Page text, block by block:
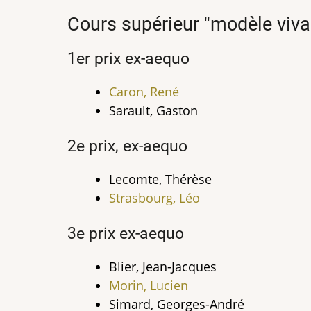
Cours supérieur ''modèle
1er prix ex-aequo
Caron, René
Sarault, Gaston
2e prix, ex-aequo
Lecomte, Thérèse
Strasbourg, Léo
3e prix ex-aequo
Blier, Jean-Jacques
Morin, Lucien
Simard, Georges-André